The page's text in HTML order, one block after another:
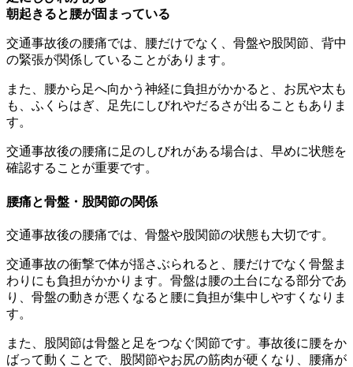
朝起きると腰が固まっている
交通事故後の腰痛では、腰だけでなく、骨盤や股関節、背中
の緊張が関係していることがあります。
また、腰から足へ向かう神経に負担がかかると、お尻や太も
も、ふくらはぎ、足先にしびれやだるさが出ることもありま
す。
交通事故後の腰痛に足のしびれがある場合は、早めに状態を
確認することが重要です。
腰痛と骨盤・股関節の関係
交通事故後の腰痛では、骨盤や股関節の状態も大切です。
交通事故の衝撃で体が揺さぶられると、腰だけでなく骨盤ま
わりにも負担がかかります。骨盤は腰の土台になる部分であ
り、骨盤の動きが悪くなると腰に負担が集中しやすくなりま
す。
また、股関節は骨盤と足をつなぐ関節です。事故後に腰をか
ばって動くことで、股関節やお尻の筋肉が硬くなり、腰痛が